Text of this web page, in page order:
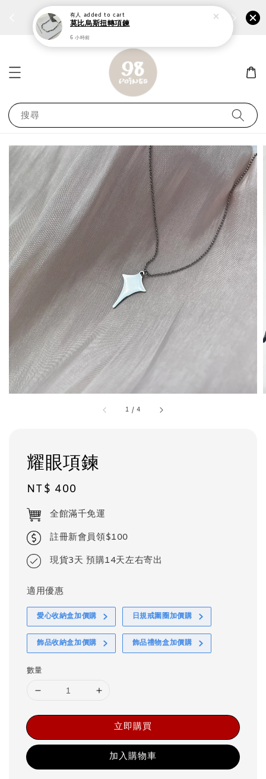
個性鋼戒任兩件1300⚡ 加
搜尋
1 /4
耀眼項鍊
Regular
price
NT$ 400
全館滿千免運
註冊新會員領$100
現貨3天 預購14天左右寄出
適用優惠
愛心收納盒加價購 日規戒圍圈加價購
飾品收納盒加價購 飾品禮物盒加價購
數量
立即購買
加入購物車
有人 added to cart
莫比烏斯扭轉項鍊
6 小時前